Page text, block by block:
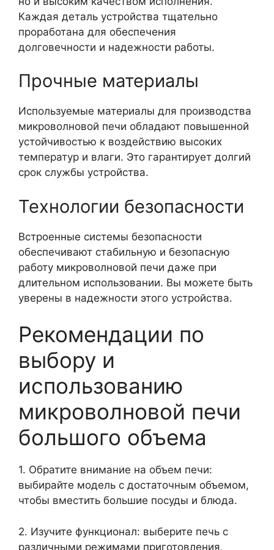
Каждая деталь устройства тщательно
проработана для обеспечения
долговечности и надежности работы.
Прочные материалы
Используемые материалы для производства
микроволновой печи обладают повышенной
устойчивостью к воздействию высоких
температур и влаги. Это гарантирует долгий
срок службы устройства.
Технологии безопасности
Встроенные системы безопасности
обеспечивают стабильную и безопасную
работу микроволновой печи даже при
длительном использовании. Вы можете быть
уверены в надежности этого устройства.
Рекомендации по
выбору и
использованию
микроволновой печи
большого объема
1. Обратите внимание на объем печи:
выбирайте модель с достаточным объемом,
чтобы вместить большие посуды и блюда.
2. Изучите функционал: выберите печь с
различными режимами приготовления,